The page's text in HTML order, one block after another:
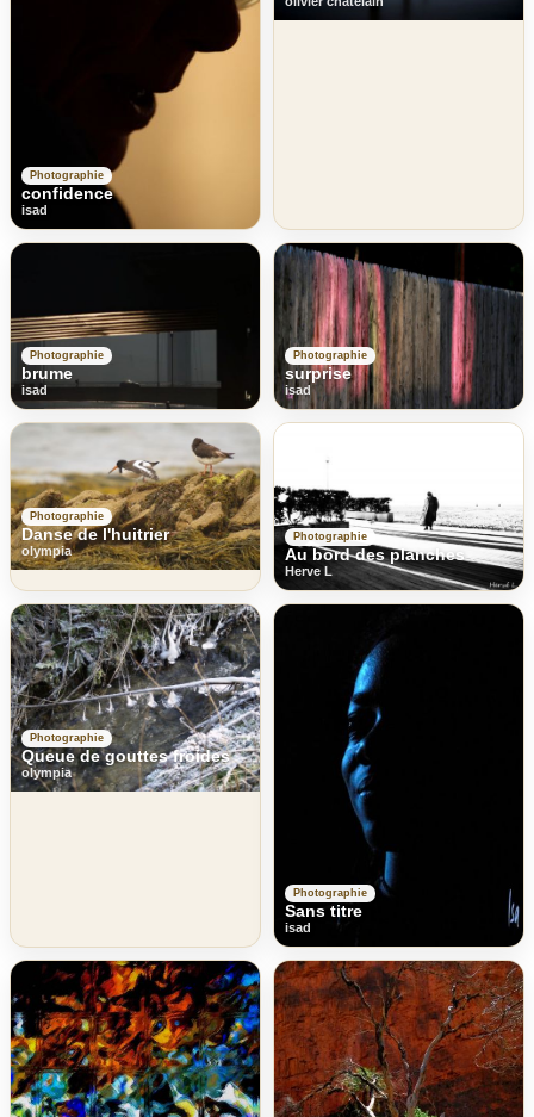
Photographie
confidence
isad
Photographie
brume
isad
Photographie
surprise
isad
Photographie
Danse de l'huitrier
olympia
Photographie
Au bord des planches
Herve L
Photographie
Queue de gouttes froides
olympia
Photographie
Sans titre
isad